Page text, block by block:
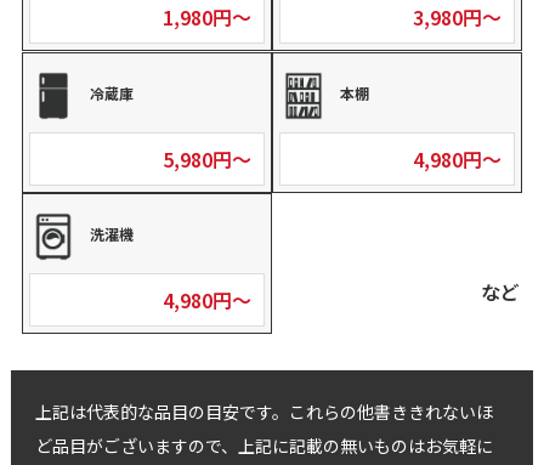
1,980円～ 3,980円～
冷蔵庫
5,980円～
本棚
4,980円～
洗濯機
4,980円～ など
上記は代表的な品目の目安です。これらの他書ききれないほ
ど品目がございますので、上記に記載の無いものはお気軽に